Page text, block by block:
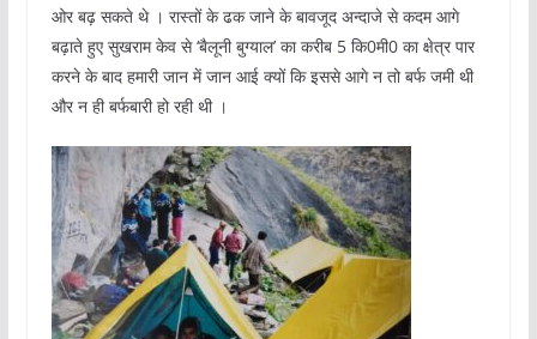
ओर बढ़ सकते थे । रास्तों के ढक जाने के बावजूद अन्दाजे से कदम आगे
बढ़ाते हुए सुखराम केव से ‘बैलूनी बुग्याल’ का करीब 5 कि0मी0 का क्षेत्र पार
करने के बाद हमारी जान में जान आई क्यों कि इससे आगे न तो बर्फ जमी थी
और न ही बर्फबारी हो रही थी ।